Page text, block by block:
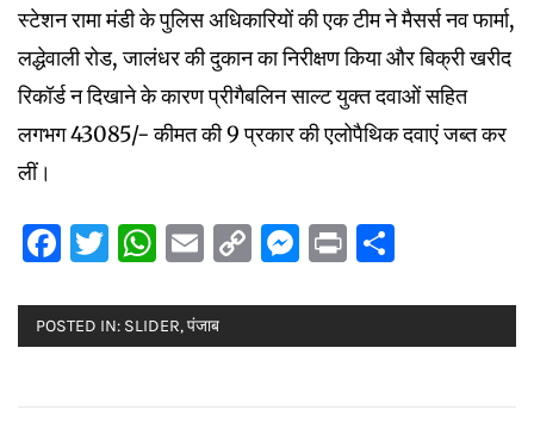
स्टेशन रामा मंडी के पुलिस अधिकारियों की एक टीम ने मैसर्स नव फार्मा,
लद्धेवाली रोड, जालंधर की दुकान का निरीक्षण किया और बिक्री खरीद
रिकॉर्ड न दिखाने के कारण प्रीगैबलिन साल्ट युक्त दवाओं सहित
लगभग 43085/- कीमत की 9 प्रकार की एलोपैथिक दवाएं जब्त कर
लीं।
Facebook
Twitter
WhatsApp
Email
CopyMessenger
Print
POSTED IN: SLIDER,पंजाब